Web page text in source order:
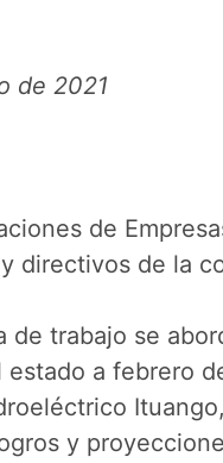
de 2021
de
directivos de la
de trabajo se
estado a febrero
y